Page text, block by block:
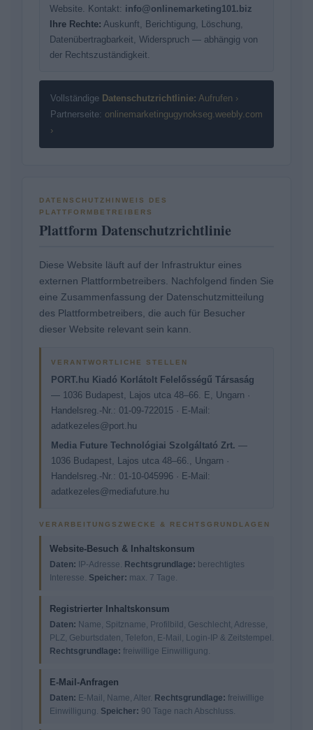
Website. Kontakt: info@onlinemarketing101.biz
Ihre Rechte: Auskunft, Berichtigung, Löschung,
Datenübertragbarkeit, Widerspruch — abhängig von
der Rechtszuständigkeit.
Vollständige Datenschutzrichtlinie: Aufrufen ›
Partnerseite: onlinemarketingugynokseg.weebly.com
›
DATENSCHUTZHINWEIS DES
PLATTFORMBETREIBERS
Plattform Datenschutzrichtlinie
Diese Website läuft auf der Infrastruktur eines
externen Plattformbetreibers. Nachfolgend finden Sie
eine Zusammenfassung der Datenschutzmitteilung
des Plattformbetreibers, die auch für Besucher
dieser Website relevant sein kann.
VERANTWORTLICHE STELLEN
PORT.hu Kiadó Korlátolt Felelősségű Társaság
— 1036 Budapest, Lajos utca 48–66. E, Ungarn ·
Handelsreg.-Nr.: 01-09-722015 · E-Mail:
adatkezeles@port.hu
Media Future Technológiai Szolgáltató Zrt. —
1036 Budapest, Lajos utca 48–66., Ungarn ·
Handelsreg.-Nr.: 01-10-045996 · E-Mail:
adatkezeles@mediafuture.hu
VERARBEITUNGSZWECKE & RECHTSGRUNDLAGEN
Website-Besuch & Inhaltskonsum
Daten: IP-Adresse. Rechtsgrundlage: berechtigtes
Interesse. Speicher: max. 7 Tage.
Registrierter Inhaltskonsum
Daten: Name, Spitzname, Profilbild, Geschlecht, Adresse,
PLZ, Geburtsdaten, Telefon, E-Mail, Login-IP & Zeitstempel.
Rechtsgrundlage: freiwillige Einwilligung.
E-Mail-Anfragen
Daten: E-Mail, Name, Alter. Rechtsgrundlage: freiwillige
Einwilligung. Speicher: 90 Tage nach Abschluss.